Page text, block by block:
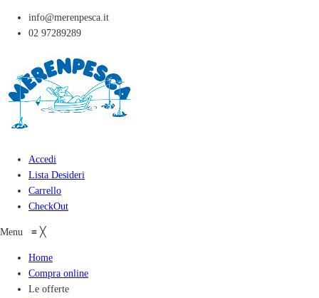
info@merenpesca.it
02 97289289
Accedi
Lista Desideri
Carrello
CheckOut
Menu ≡ ╳
Home
Compra online
Le offerte